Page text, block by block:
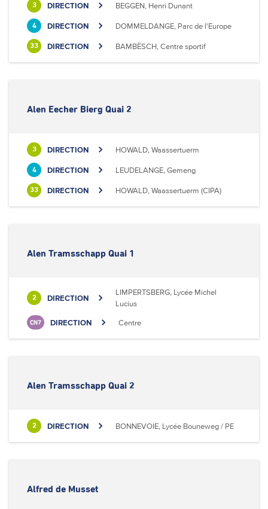
3 DIRECTION BEGGEN, Henri Dunant
4 DIRECTION DOMMELDANGE, Parc de l'Europe
33 DIRECTION BAMBËSCH, Centre sportif
Alen Eecher Bierg Quai 2
3 DIRECTION HOWALD, Waassertuerm
4 DIRECTION LEUDELANGE, Gemeng
33 DIRECTION HOWALD, Waassertuerm (CIPA)
Alen Tramsschapp Quai 1
2 DIRECTION
LIMPERTSBERG, Lycée Michel
Lucius
CN7 DIRECTION Centre
Alen Tramsschapp Quai 2
2 DIRECTION BONNEVOIE, Lycée Bouneweg / PE
Alfred de Musset